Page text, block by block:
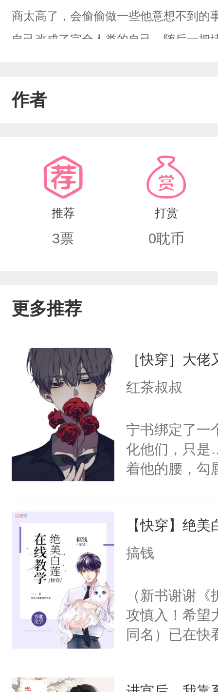
商太高了，会偷偷做一些他意想不到的
自己改成了完全人类的自己，随后一把
作者
推荐
3票
打赏
0耽币
更多推荐
［快穿］大
红茶叔叔
宁书绑定了一
化他们，只是
着他的腰，勾
来，给老公
用力——为你
【快穿】绝
搞钱
（新书谢谢
攻慎入！希望
同名）已在快